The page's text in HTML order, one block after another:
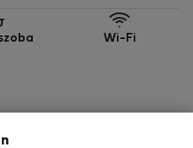
Wi-Fi